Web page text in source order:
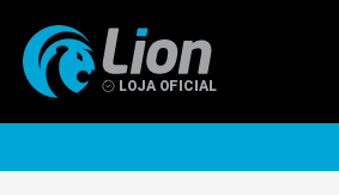
para o
conteúdo